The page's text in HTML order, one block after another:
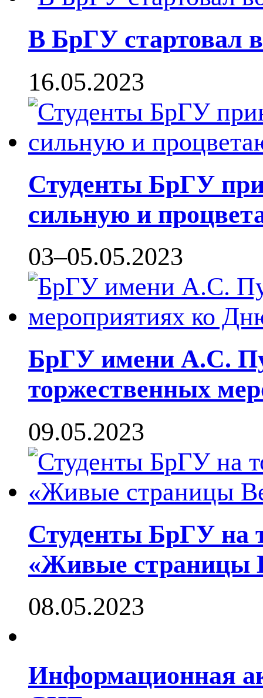
В БрГУ стартовал
16.05.2023
Студенты БрГУ
сильную и
03–05.05.2023
БрГУ имени А.С.
торжественных
09.05.2023
Студенты БрГУ на
«Живые страницы
08.05.2023
Информационная